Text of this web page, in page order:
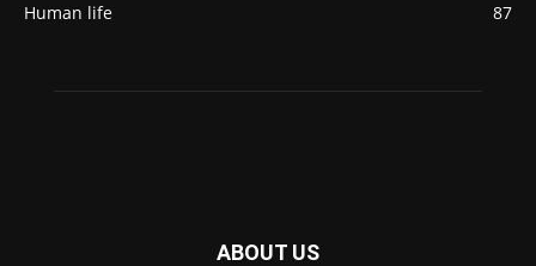
Human life
87
ABOUT US